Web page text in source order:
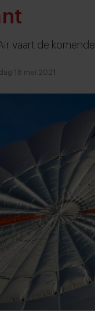
vaart de
18 mei 2021